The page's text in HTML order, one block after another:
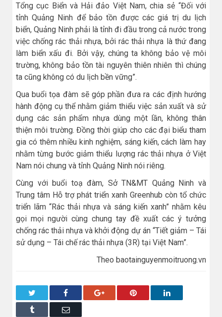
Tổng cục Biển và Hải đảo Việt Nam, chia sẻ “Đối với
tỉnh Quảng Ninh để bảo tồn được các giá trị du lịch
biển, Quảng Ninh phải là tỉnh đi đầu trong cả nước trong
việc chống rác thải nhựa, bởi rác thải nhựa là thứ đang
làm biển xấu đi. Bởi vậy, chúng ta không bảo vệ môi
trường, không bảo tồn tài nguyên thiên nhiên thì chúng
ta cũng không có du lịch bền vững”.
Qua buổi tọa đàm sẽ góp phần đưa ra các định hướng
hành động cụ thể nhằm giảm thiểu việc sản xuất và sử
dụng các sản phẩm nhựa dùng một lần, không thân
thiện môi trường. Đồng thời giúp cho các đại biểu tham
gia có thêm nhiều kinh nghiệm, sáng kiến, cách làm hay
nhằm từng bước giảm thiểu lượng rác thải nhựa ở Việt
Nam nói chung và tỉnh Quảng Ninh nói riêng.
Cùng với buổi toạ đàm, Sở TN&MT Quảng Ninh và
Trung tâm Hỗ trợ phát triển xanh Greenhub còn tổ chức
triển lãm “Rác thải nhựa và sáng kiến xanh” nhằm kêu
gọi mọi người cùng chung tay đề xuất các ý tưởng
chống rác thải nhựa và khởi động dự án “Tiết giảm – Tái
sử dụng – Tái chế rác thải nhựa (3R) tại Việt Nam”.
Theo baotainguyenmoitruong.vn
Facebook Google+ Pinterest LinkedIn
Tumblr Email